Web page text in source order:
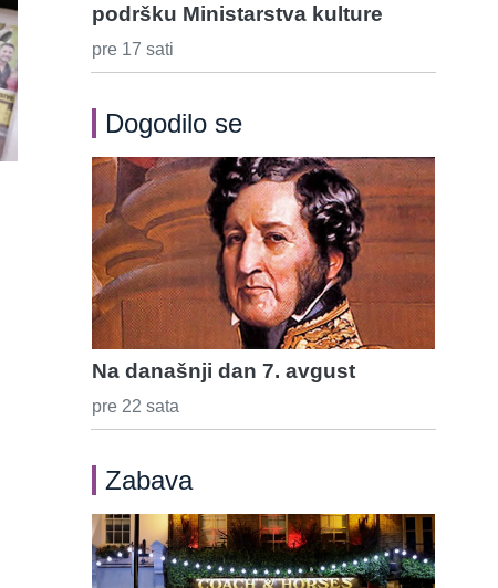
podršku Ministarstva kulture
pre 17 sati
Dogodilo se
Na današnji dan 7. avgust
pre 22 sata
Zabava